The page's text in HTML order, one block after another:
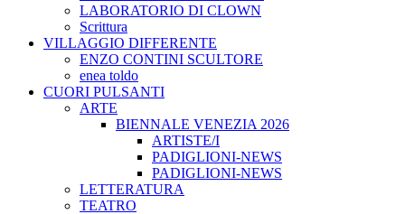
LABORATORIO DI CLOWN
Scrittura
VILLAGGIO DIFFERENTE
ENZO CONTINI SCULTORE
enea toldo
CUORI PULSANTI
ARTE
BIENNALE VENEZIA 2026
ARTISTE/I
PADIGLIONI-NEWS
PADIGLIONI-NEWS
LETTERATURA
TEATRO